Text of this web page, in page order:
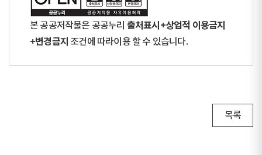
본 공공저작물은 공공누리 출처표시+상업적 이용금지
+변경금지 조건에 따라이용 할 수 있습니다.
목록